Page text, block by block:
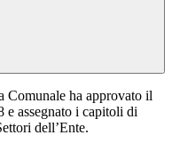
Comunale ha approvato il
e assegnato i capitoli di
dell’Ente.